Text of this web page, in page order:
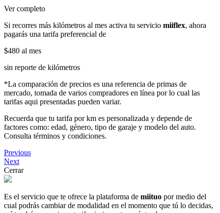
Ver completo
Si recorres más kilómetros al mes activa tu servicio miiflex, ahora
pagarás una tarifa preferencial de
$480 al mes
sin reporte de kilómetros
*La comparación de precios es una referencia de primas de
mercado, tomada de varios compradores en línea por lo cual las
tarifas aqui presentadas pueden variar.
Recuerda que tu tarifa por km es personalizada y depende de
factores como: edad, género, tipo de garaje y modelo del auto.
Consulta términos y condiciones.
Previous
Next
Cerrar
Es el servicio que te ofrece la plataforma de miituo por medio del
cual podrás cambiar de modalidad en el momento que tú lo decidas,